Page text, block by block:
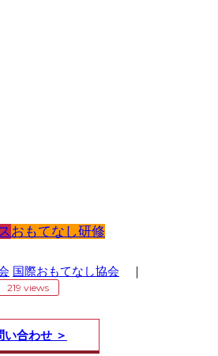
おもてなし研修
国際おもてなし協会
219 views
い合わせ ＞